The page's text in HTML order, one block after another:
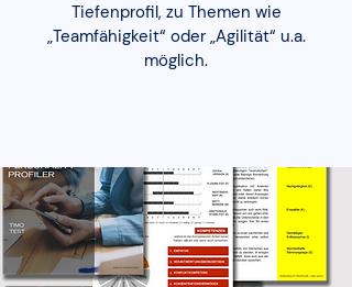
Tiefenprofil, zu Themen wie
„Teamfähigkeit“ oder „Agilität“ u.a.
möglich.